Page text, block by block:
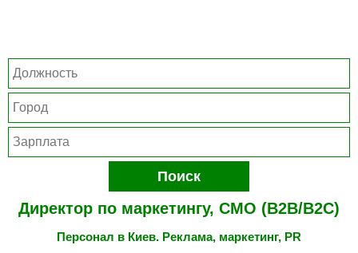
Поиск
Директор по маркетингу, CMO (B2B/B2C)
Персонал в Киев. Реклама, маркетинг, PR